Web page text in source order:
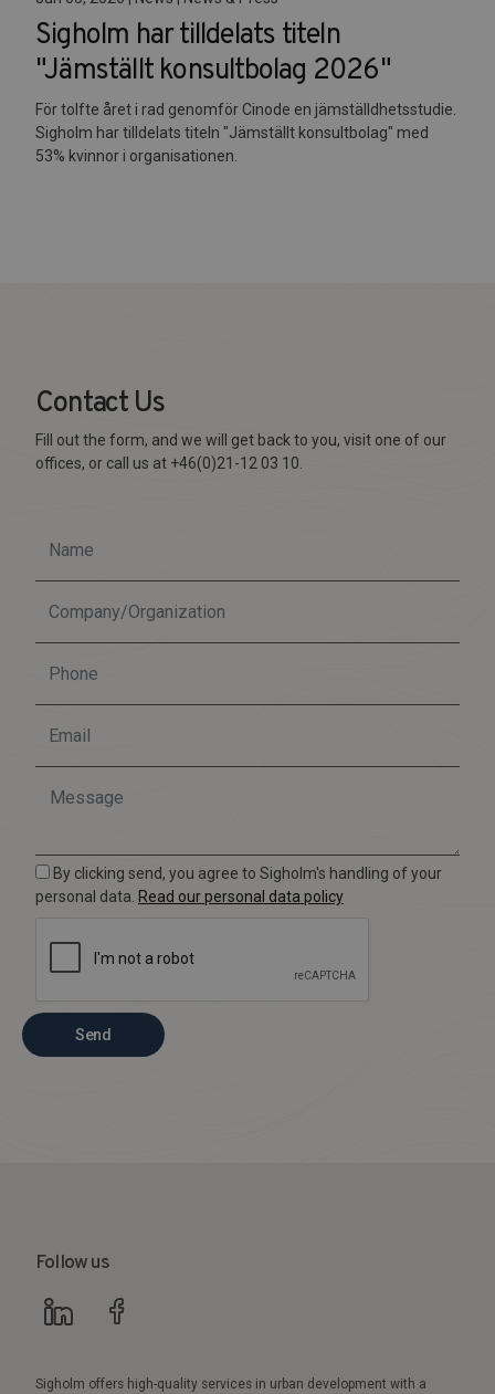
Sigholm har tilldelats titeln
"Jämställt konsultbolag 2026"
För tolfte året i rad genomför Cinode en jämställdhetsstudie.
Sigholm har tilldelats titeln "Jämställt konsultbolag" med
53% kvinnor i organisationen.
Contact Us
Fill out the form, and we will get back to you, visit one of our
offices, or call us at +46(0)21-12 03 10.
By clicking send, you agree to Sigholm's handling of your
personal data. Read our personal data policy
Send
Follow us
Sigholm offers high-quality services in urban development with a